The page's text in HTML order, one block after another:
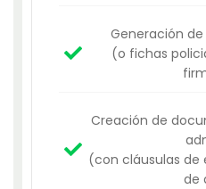
Generación
(o fichas
Creación de
(con cláusulas
de